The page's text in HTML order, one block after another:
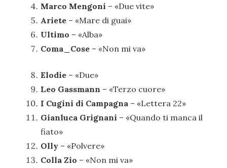
Marco Mengoni – «Due vite»
Ariete – «Mare di guai»
Ultimo – «Alba»
Coma_Cose – «Non mi va»
Elodie – «Due»
Leo Gassmann – «Terzo cuore»
I Cugini di Campagna – «Lettera 22»
Gianluca Grignani – «Quando ti manca il
fiato»
Olly – «Polvere»
Colla Zio – «Non mi va»